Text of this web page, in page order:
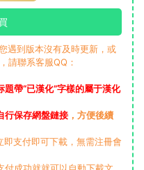
遇到版本沒有及時更新，或
請聯系客服QQ：
帶“已漢化”字樣的屬于漢化
行保存網盤鏈接 ，方便後續
支付即可下載，無需注冊會
付成功就就可以自動下載文